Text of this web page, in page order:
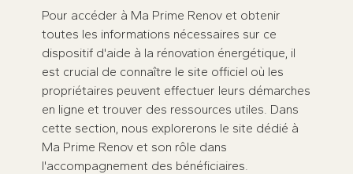
Pour accéder à Ma Prime Renov et obtenir
toutes les informations nécessaires sur ce
dispositif d'aide à la rénovation énergétique, il
est crucial de connaître le site officiel où les
propriétaires peuvent effectuer leurs démarches
en ligne et trouver des ressources utiles. Dans
cette section, nous explorerons le site dédié à
Ma Prime Renov et son rôle dans
l'accompagnement des bénéficiaires.